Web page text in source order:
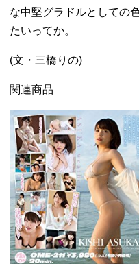
な中堅グラドルとしての
たいってか。
(文・三橋りの)
関連商品